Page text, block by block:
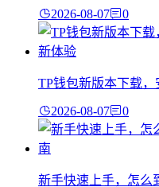
2026-08-07 0
TP钱包新版本下载
2026-08-07 0
新手快速上手，怎么